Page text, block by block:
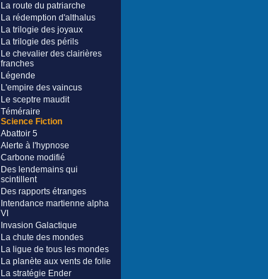
La route du patriarche
La rédemption d'althalus
La trilogie des joyaux
La trilogie des périls
Le chevalier des clairières
franches
Légende
L'empire des vaincus
Le sceptre maudit
Téméraire
Science Fiction
Abattoir 5
Alerte à l'hypnose
Carbone modifié
Des lendemains qui
scintillent
Des rapports étranges
Intendance martienne alpha
VI
Invasion Galactique
La chute des mondes
La ligue de tous les mondes
La planète aux vents de folie
La stratégie Ender